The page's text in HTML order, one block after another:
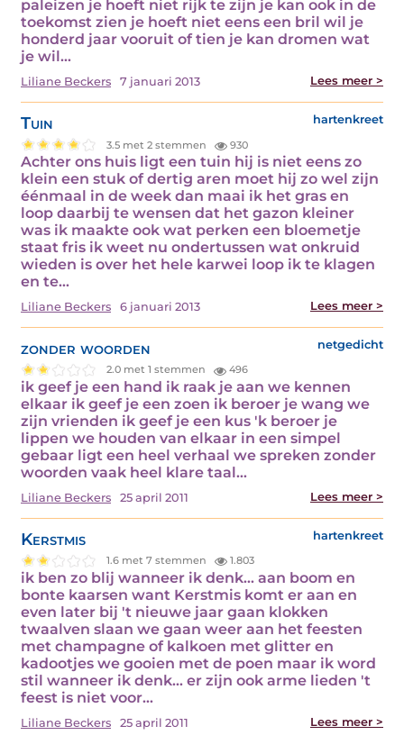
paleizen je hoeft niet rijk te zijn je kan ook in de
toekomst zien je hoeft niet eens een bril wil je
honderd jaar vooruit of tien je kan dromen wat
je wil…
Liliane Beckers 7 januari 2013 Lees meer >
Tuin hartenkreet
3.5 met 2 stemmen 930
Achter ons huis ligt een tuin hij is niet eens zo
klein een stuk of dertig aren moet hij zo wel zijn
éénmaal in de week dan maai ik het gras en
loop daarbij te wensen dat het gazon kleiner
was ik maakte ook wat perken een bloemetje
staat fris ik weet nu ondertussen wat onkruid
wieden is over het hele karwei loop ik te klagen
en te…
Liliane Beckers 6 januari 2013 Lees meer >
zonder woorden netgedicht
2.0 met 1 stemmen 496
ik geef je een hand ik raak je aan we kennen
elkaar ik geef je een zoen ik beroer je wang we
zijn vrienden ik geef je een kus 'k beroer je
lippen we houden van elkaar in een simpel
gebaar ligt een heel verhaal we spreken zonder
woorden vaak heel klare taal…
Liliane Beckers 25 april 2011 Lees meer >
Kerstmis hartenkreet
1.6 met 7 stemmen 1.803
ik ben zo blij wanneer ik denk... aan boom en
bonte kaarsen want Kerstmis komt er aan en
even later bij 't nieuwe jaar gaan klokken
twaalven slaan we gaan weer aan het feesten
met champagne of kalkoen met glitter en
kadootjes we gooien met de poen maar ik word
stil wanneer ik denk... er zijn ook arme lieden 't
feest is niet voor…
Liliane Beckers 25 april 2011 Lees meer >